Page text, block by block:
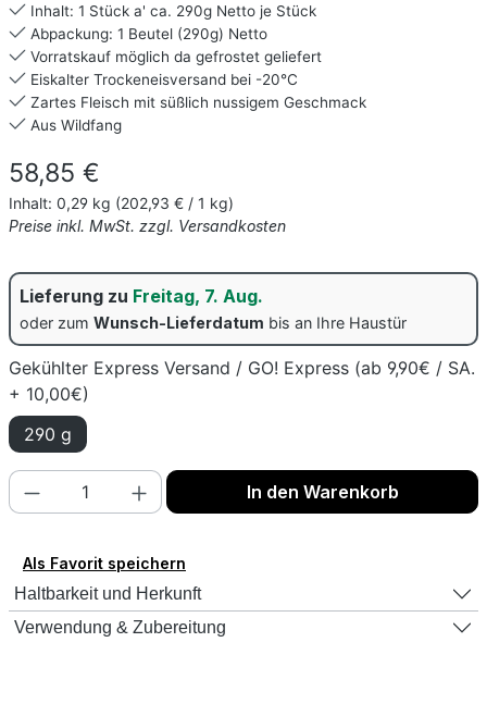
Inhalt: 1 Stück a' ca. 290g Netto je Stück
Abpackung: 1 Beutel (290g) Netto
Vorratskauf möglich da gefrostet geliefert
Eiskalter Trockeneisversand bei -20°C
Zartes Fleisch mit süßlich nussigem Geschmack
Aus Wildfang
Regulärer Preis:
58,85 €
Inhalt: 0,29 kg (202,93 € / 1 kg)
Preise inkl. MwSt. zzgl. Versandkosten
Lieferung zu Freitag, 7. Aug.
oder zum Wunsch-Lieferdatum bis an Ihre Haustür
Gekühlter Express Versand / GO! Express (ab 9,90€ / SA.
+ 10,00€)
290 g
Produkt Anzahl: Gib den gewünschten
In den Warenkorb
Als Favorit speichern
Haltbarkeit und Herkunft
Verwendung & Zubereitung